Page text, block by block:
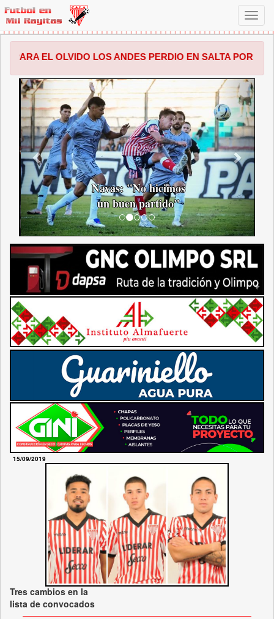
LOS ANDES PERDIO EN SALTA POR 1 A 0 FRENTE A
Navas: "No hicimos
un buen partido"
ANTERIOR
15/09/2019
Tres cambios en la
lista de convocados